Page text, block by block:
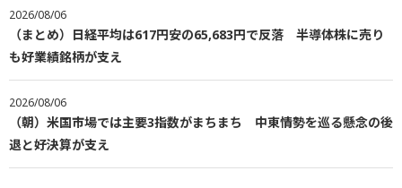
2026/08/06
（まとめ）日経平均は617円安の65,683円で反落 半導体株に売り
も好業績銘柄が支え
2026/08/06
（朝）米国市場では主要3指数がまちまち 中東情勢を巡る懸念の後
退と好決算が支え